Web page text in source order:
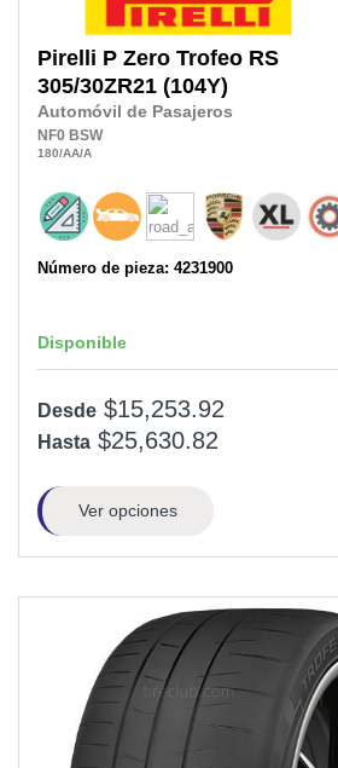
Pirelli P Zero Trofeo RS
305/30ZR21 (104Y)
Automóvil de Pasajeros
NF0 BSW
180/AA/A
Número de pieza: 4231900
Disponible
Desde $15,253.92
Hasta $25,630.82
Ver opciones